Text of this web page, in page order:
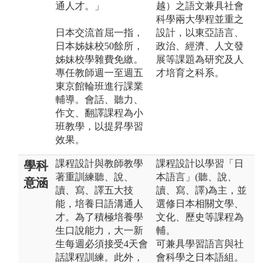
通人才。」
日本交流首屈一指，
日本姊妹校50餘所，
姊妹校學雜費免繳。
專任教師週一至週五
東京館輪班進行課業
輔導。會話、聽力、
作文、翻譯課程為小
班教學，以提昇學習
效果。
越）之語文兼具社會
科學兩大學程並重之
設計，以東亞語言、
政治、經濟、人文發
展等課題為研究及人
才培育之科系。
學科
意涵
課程設計與教師教學
著重訓練聽、說、
讀、寫、譯五大技
能，培養日語溝通人
才。為了積極培養學
生口說能力，大一新
生每週必須接受4天會
話課程訓練。此外，
課程設計以學習「日
本語言」(聽、說、
讀、寫、譯)為主，並
選修日本相關文學、
文化、歷史等課程為
輔。
可兼具學習語言與社
會科學之日本語組。